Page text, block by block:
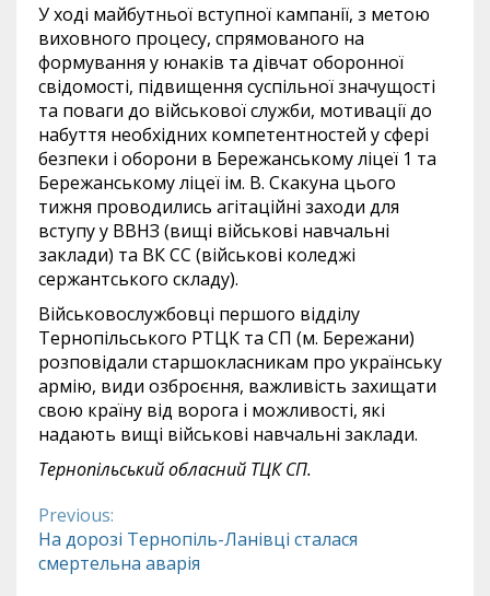
У ході майбутньої вступної кампанії, з метою
виховного процесу, спрямованого на
формування у юнаків та дівчат оборонної
свідомості, підвищення суспільної значущості
та поваги до військової служби, мотивації до
набуття необхідних компетентностей у сфері
безпеки і оборони в Бережанському ліцеї 1 та
Бережанському ліцеї ім. В. Скакуна цього
тижня проводились агітаційні заходи для
вступу у ВВНЗ (вищі військові навчальні
заклади) та ВК СС (військові коледжі
сержантського складу).
Військовослужбовці першого відділу
Тернопільського РТЦК та СП (м. Бережани)
розповідали старшокласникам про українську
армію, види озброєння, важливість захищати
свою країну від ворога і можливості, які
надають вищі військові навчальні заклади.
Тернопільський обласний ТЦК СП.
Continue
Reading
Previous:
На дорозі Тернопіль-Ланівці сталася
смертельна аварія